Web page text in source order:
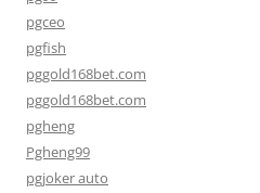
pgceo
pgfish
pggold168bet.com
pggold168bet.com
pgheng
Pgheng99
pgjoker auto